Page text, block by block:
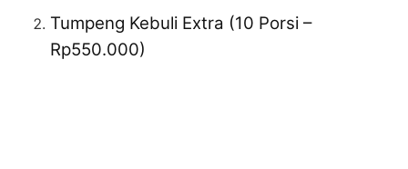
Tumpeng Kebuli Extra (10 Porsi –
Rp550.000)